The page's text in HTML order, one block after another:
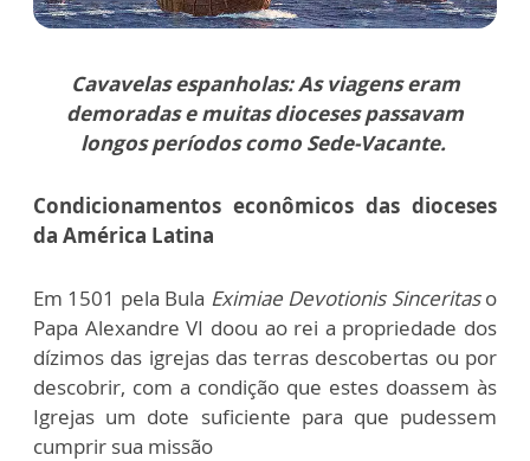
Cavavelas espanholas: As viagens eram
demoradas e muitas dioceses passavam
longos períodos como Sede-Vacante.
Condicionamentos econômicos das dioceses
da América Latina
Em 1501 pela Bula Eximiae Devotionis Sinceritaso
Papa Alexandre VI doou ao rei a propriedade dos
dízimos das igrejas das terras descobertas ou por
descobrir, com a condição que estes doassem às
Igrejas um dote suficiente para que pudessem
cumprir sua missão